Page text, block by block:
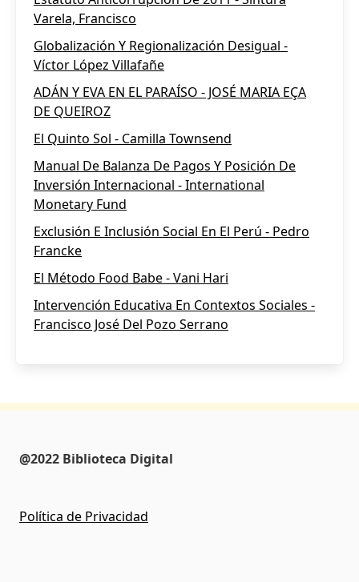
Varela, Francisco
Globalización Y Regionalización Desigual -
Víctor López Villafañe
ADÁN Y EVA EN EL PARAÍSO - JOSÉ MARIA EÇA
DE QUEIROZ
El Quinto Sol - Camilla Townsend
Manual De Balanza De Pagos Y Posición De
Inversión Internacional - International
Monetary Fund
Exclusión E Inclusión Social En El Perú - Pedro
Francke
El Método Food Babe - Vani Hari
Intervención Educativa En Contextos Sociales -
Francisco José Del Pozo Serrano
@2022 Biblioteca Digital
Política de Privacidad